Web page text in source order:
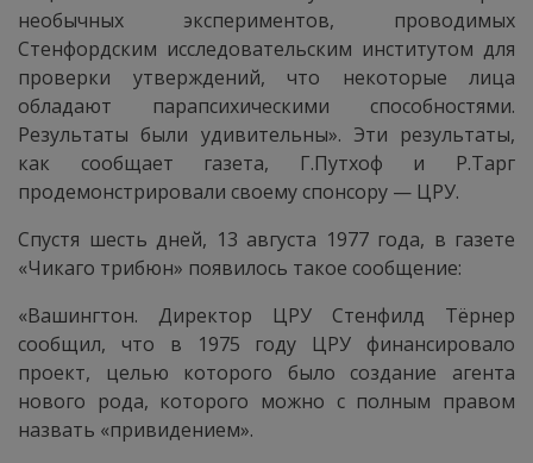
необычных экспериментов, проводимых
Стенфордским исследовательским институтом для
проверки утверждений, что некоторые лица
обладают парапсихическими способностями.
Результаты были удивительны». Эти результаты,
как сообщает газета, Г.Путхоф и Р.Тарг
продемонстрировали своему спонсору — ЦРУ.
Спустя шесть дней, 13 августа 1977 года, в газете
«Чикаго трибюн» появилось такое сообщение:
«Вашингтон. Директор ЦРУ Стенфилд Тёрнер
сообщил, что в 1975 году ЦРУ финансировало
проект, целью которого было создание агента
нового рода, которого можно с полным правом
назвать «привидением».